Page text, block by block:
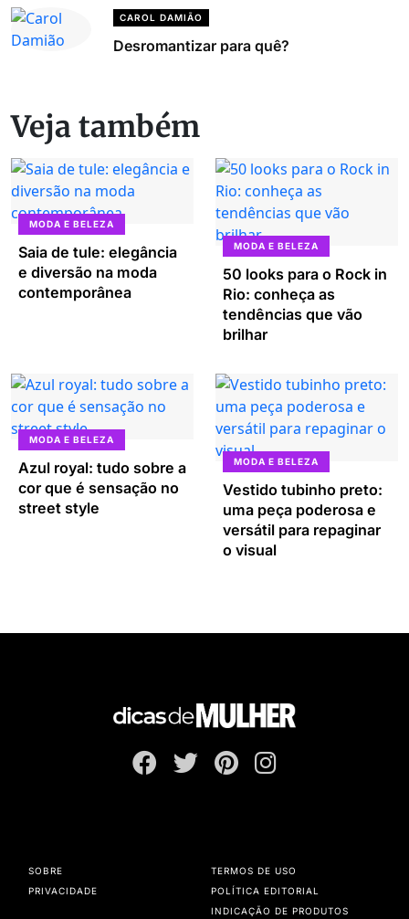
CAROL DAMIÃO
Desromantizar para quê?
Veja também
MODA E BELEZA
Saia de tule: elegância
e diversão na moda
contemporânea
MODA E BELEZA
50 looks para o Rock in
Rio: conheça as
tendências que vão
brilhar
MODA E BELEZA
Azul royal: tudo sobre a
cor que é sensação no
street style
MODA E BELEZA
Vestido tubinho preto:
uma peça poderosa e
versátil para repaginar
o visual
SOBRE
PRIVACIDADE
TERMOS DE USO
POLÍTICA EDITORIAL
INDICAÇÃO DE PRODUTOS